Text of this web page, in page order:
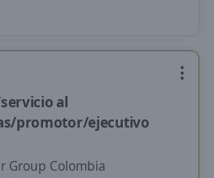
al
promotor/ejecutivo
Group Colombia